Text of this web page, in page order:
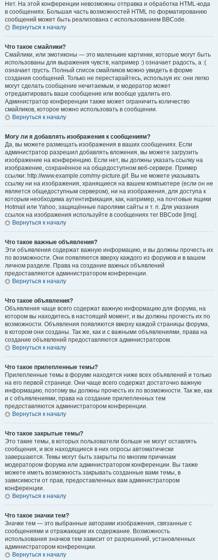
Нет. На этой конференции невозможны отправка и обработка HTML-кода
в сообщениях. Большая часть возможностей HTML по форматированию
сообщений может быть реализована с использованием BBCode.
Вернуться к началу
Что такое смайлики?
Смайлики, или эмотиконы — это маленькие картинки, которые могут быть
использованы для выражения чувств, например :) означает радость, а :(
означает грусть. Полный список смайликов можно увидеть в форме
создания сообщений. Только не перестарайтесь, используя их: они легко
могут сделать сообщение нечитаемым, и модератор может
отредактировать ваше сообщение или вообще удалить его.
Администратор конференции также может ограничить количество
смайликов, которое можно использовать в сообщении.
Вернуться к началу
Могу ли я добавлять изображения к сообщениям?
Да, вы можете размещать изображения в ваших сообщениях. Если
администратор разрешил добавлять вложения, вы можете загрузить
изображение на конференцию. Если нет, вы должны указать ссылку на
изображение, сохранённое на общедоступном веб-сервере. Пример
ссылки: http://www.example.com/my-picture.gif. Вы не можете указывать
ссылку ни на изображения, хранящиеся на вашем компьютере (если он не
является общедоступным сервером), ни на изображения, для доступа к
которым необходима аутентификация, как, например, на почтовые ящики
Hotmail или Yahoo, защищённые паролями сайты и т. п. Для указания
ссылок на изображения используйте в сообщениях тег BBCode [img].
Вернуться к началу
Что такое важные объявления?
Эти объявления содержат важную информацию, и вы должны прочесть их
по возможности. Они появляются вверху каждого из форумов и в вашем
личном разделе. Права на создание важных объявлений
предоставляются администратором конференции.
Вернуться к началу
Что такое объявления?
Объявления чаще всего содержат важную информацию для форума, на
котором вы находитесь в настоящий момент, и вы должны прочесть их по
возможности. Объявления появляются вверху каждой страницы форума,
в котором они созданы. Так же, как и с важными объявлениями, права на
создание объявлений предоставляются администратором.
Вернуться к началу
Что такое прилепленные темы?
Прилепленные темы в форуме находятся ниже всех объявлений и только
на его первой странице. Они чаще всего содержат достаточно важную
информацию, поэтому вы должны прочесть их по возможности. Так же, как
и с объявлениями, права на создание прилепленных тем
предоставляются администратором конференции.
Вернуться к началу
Что такое закрытые темы?
Это такие темы, в которых пользователи больше не могут оставлять
сообщения, и все находящиеся в них опросы автоматически
завершаются. Темы могут быть закрыты по многим причинам
модератором форума или администратором конференции. Вы также
можете иметь возможность закрывать созданные вами темы, в
зависимости от прав, предоставленных вам администратором
конференции.
Вернуться к началу
Что такое значки тем?
Значки тем — это выбранные авторами изображения, связанные с
сообщениями и отражающие их содержание. Возможность
использования значков тем зависит от разрешений, установленных
администратором конференции.
Вернуться к началу